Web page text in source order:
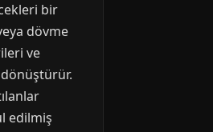
bir
dövme
ve
edilmiş